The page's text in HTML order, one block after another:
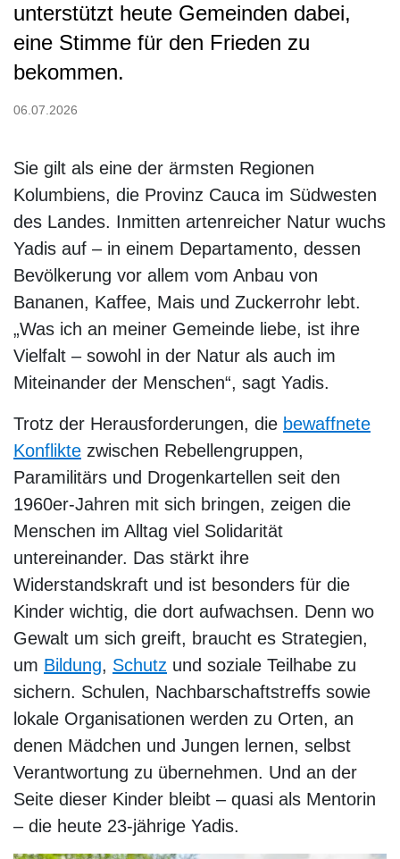
unterstützt heute Gemeinden dabei,
eine Stimme für den Frieden zu
bekommen.
06.07.2026
Sie gilt als eine der ärmsten Regionen
Kolumbiens, die Provinz Cauca im Südwesten
des Landes. Inmitten artenreicher Natur wuchs
Yadis auf – in einem Departamento, dessen
Bevölkerung vor allem vom Anbau von
Bananen, Kaffee, Mais und Zuckerrohr lebt.
„Was ich an meiner Gemeinde liebe, ist ihre
Vielfalt – sowohl in der Natur als auch im
Miteinander der Menschen“, sagt Yadis.
Trotz der Herausforderungen, die bewaffnete
Konflikte zwischen Rebellengruppen,
Paramilitärs und Drogenkartellen seit den
1960er-Jahren mit sich bringen, zeigen die
Menschen im Alltag viel Solidarität
untereinander. Das stärkt ihre
Widerstandskraft und ist besonders für die
Kinder wichtig, die dort aufwachsen. Denn wo
Gewalt um sich greift, braucht es Strategien,
um Bildung, Schutz und soziale Teilhabe zu
sichern. Schulen, Nachbarschaftstreffs sowie
lokale Organisationen werden zu Orten, an
denen Mädchen und Jungen lernen, selbst
Verantwortung zu übernehmen. Und an der
Seite dieser Kinder bleibt – quasi als Mentorin
– die heute 23-jährige Yadis.